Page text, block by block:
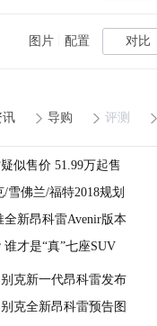
图片 配置 对比
评测
导购
讯
似售价 51.99万起售
雪佛兰/福特2018规划
新昂科雷Avenir版本
才是“真”七座SUV
克新一代昂科雷发布
克全新昂科雷预告图